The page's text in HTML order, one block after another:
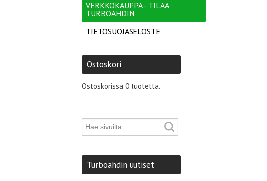
VERKKOKAUPPA - TILAA
TURBOAHDIN
TIETOSUOJASELOSTE
Ostoskori
Ostoskorissa 0 tuotetta.
Turboahdin uutiset